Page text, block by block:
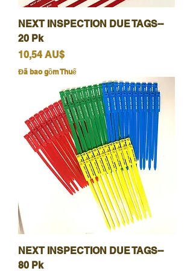
NEXT INSPECTION DUE TAGS--
20 Pk
Giá
10,54 AU$
Đã bao gồm Thuế
NEXT INSPECTION DUE TAGS--
80 Pk